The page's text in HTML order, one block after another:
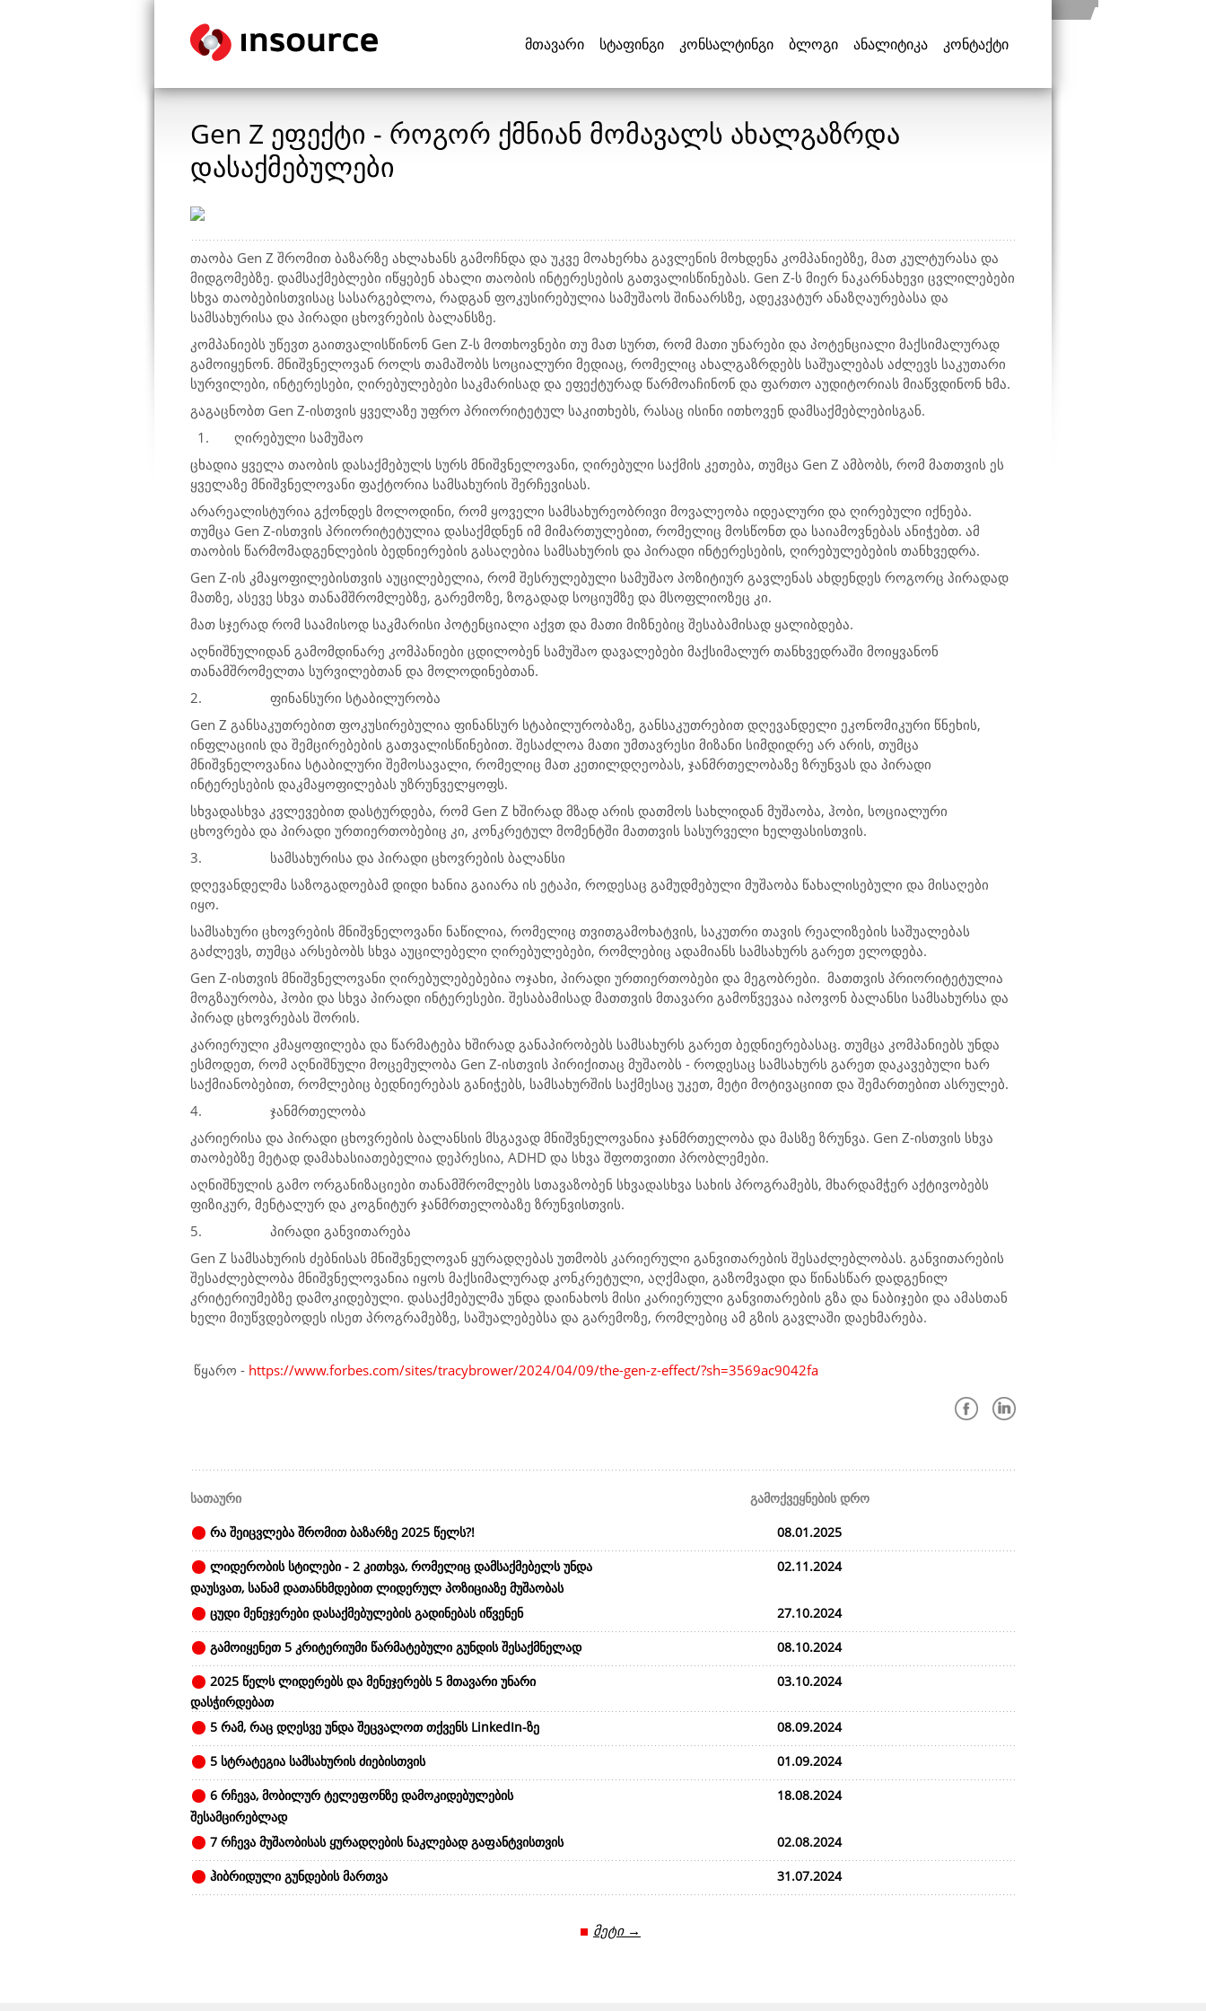
მთავარი სტაფინგი კონსალტინგი ბლოგი ანალიტიკა კონტაქტი
Gen Z ეფექტი - როგორ ქმნიან მომავალს ახალგაზრდა
დასაქმებულები
თაობა Gen Z შრომით ბაზარზე ახლახანს გამოჩნდა და უკვე მოახერხა გავლენის მოხდენა კომპანიებზე, მათ კულტურასა და
მიდგომებზე. დამსაქმებლები იწყებენ ახალი თაობის ინტერესების გათვალისწინებას. Gen Z-ს მიერ ნაკარნახევი ცვლილებები
სხვა თაობებისთვისაც სასარგებლოა, რადგან ფოკუსირებულია სამუშაოს შინაარსზე, ადეკვატურ ანაზღაურებასა და
სამსახურისა და პირადი ცხოვრების ბალანსზე.
კომპანიებს უწევთ გაითვალისწინონ Gen Z-ს მოთხოვნები თუ მათ სურთ, რომ მათი უნარები და პოტენციალი მაქსიმალურად
გამოიყენონ. მნიშვნელოვან როლს თამაშობს სოციალური მედიაც, რომელიც ახალგაზრდებს საშუალებას აძლევს საკუთარი
სურვილები, ინტერესები, ღირებულებები საკმარისად და ეფექტურად წარმოაჩინონ და ფართო აუდიტორიას მიაწვდინონ ხმა.
გაგაცნობთ Gen Z-ისთვის ყველაზე უფრო პრიორიტეტულ საკითხებს, რასაც ისინი ითხოვენ დამსაქმებლებისგან.
1. ღირებული სამუშაო
ცხადია ყველა თაობის დასაქმებულს სურს მნიშვნელოვანი, ღირებული საქმის კეთება, თუმცა Gen Z ამბობს, რომ მათთვის ეს
ყველაზე მნიშვნელოვანი ფაქტორია სამსახურის შერჩევისას.
არარეალისტურია გქონდეს მოლოდინი, რომ ყოველი სამსახურეობრივი მოვალეობა იდეალური და ღირებული იქნება.
თუმცა Gen Z-ისთვის პრიორიტეტულია დასაქმდნენ იმ მიმართულებით, რომელიც მოსწონთ და საიამოვნებას ანიჭებთ. ამ
თაობის წარმომადგენლების ბედნიერების გასაღებია სამსახურის და პირადი ინტერესების, ღირებულებების თანხვედრა.
Gen Z-ის კმაყოფილებისთვის აუცილებელია, რომ შესრულებული სამუშაო პოზიტიურ გავლენას ახდენდეს როგორც პირადად
მათზე, ასევე სხვა თანამშრომლებზე, გარემოზე, ზოგადად სოციუმზე და მსოფლიოზეც კი.
მათ სჯერად რომ საამისოდ საკმარისი პოტენციალი აქვთ და მათი მიზნებიც შესაბამისად ყალიბდება.
აღნიშნულიდან გამომდინარე კომპანიები ცდილობენ სამუშაო დავალებები მაქსიმალურ თანხვედრაში მოიყვანონ
თანამშრომელთა სურვილებთან და მოლოდინებთან.
2. ფინანსური სტაბილურობა
Gen Z განსაკუთრებით ფოკუსირებულია ფინანსურ სტაბილურობაზე, განსაკუთრებით დღევანდელი ეკონომიკური წნეხის,
ინფლაციის და შემცირებების გათვალისწინებით. შესაძლოა მათი უმთავრესი მიზანი სიმდიდრე არ არის, თუმცა
მნიშვნელოვანია სტაბილური შემოსავალი, რომელიც მათ კეთილდღეობას, ჯანმრთელობაზე ზრუნვას და პირადი
ინტერესების დაკმაყოფილებას უზრუნველყოფს.
სხვადასხვა კვლევებით დასტურდება, რომ Gen Z ხშირად მზად არის დათმოს სახლიდან მუშაობა, ჰობი, სოციალური
ცხოვრება და პირადი ურთიერთობებიც კი, კონკრეტულ მომენტში მათთვის სასურველი ხელფასისთვის.
3. სამსახურისა და პირადი ცხოვრების ბალანსი
დღევანდელმა საზოგადოებამ დიდი ხანია გაიარა ის ეტაპი, როდესაც გამუდმებული მუშაობა წახალისებული და მისაღები
იყო.
სამსახური ცხოვრების მნიშვნელოვანი ნაწილია, რომელიც თვითგამოხატვის, საკუთრი თავის რეალიზების საშუალებას
გაძლევს, თუმცა არსებობს სხვა აუცილებელი ღირებულებები, რომლებიც ადამიანს სამსახურს გარეთ ელოდება.
Gen Z-ისთვის მნიშვნელოვანი ღირებულებებებია ოჯახი, პირადი ურთიერთობები და მეგობრები. მათთვის პრიორიტეტულია
მოგზაურობა, ჰობი და სხვა პირადი ინტერესები. შესაბამისად მათთვის მთავარი გამოწვევაა იპოვონ ბალანსი სამსახურსა და
პირად ცხოვრებას შორის.
კარიერული კმაყოფილება და წარმატება ხშირად განაპირობებს სამსახურს გარეთ ბედნიერებასაც. თუმცა კომპანიებს უნდა
ესმოდეთ, რომ აღნიშნული მოცემულობა Gen Z-ისთვის პირიქითაც მუშაობს - როდესაც სამსახურს გარეთ დაკავებული ხარ
საქმიანობებით, რომლებიც ბედნიერებას განიჭებს, სამსახურშის საქმესაც უკეთ, მეტი მოტივაციით და შემართებით ასრულებ.
4. ჯანმრთელობა
კარიერისა და პირადი ცხოვრების ბალანსის მსგავად მნიშვნელოვანია ჯანმრთელობა და მასზე ზრუნვა. Gen Z-ისთვის სხვა
თაობებზე მეტად დამახასიათებელია დეპრესია, ADHD და სხვა შფოთვითი პრობლემები.
აღნიშნულის გამო ორგანიზაციები თანამშრომლებს სთავაზობენ სხვადასხვა სახის პროგრამებს, მხარდამჭერ აქტივობებს
ფიზიკურ, მენტალურ და კოგნიტურ ჯანმრთელობაზე ზრუნვისთვის.
5. პირადი განვითარება
Gen Z სამსახურის ძებნისას მნიშვნელოვან ყურადღებას უთმობს კარიერული განვითარების შესაძლებლობას. განვითარების
შესაძლებლობა მნიშვნელოვანია იყოს მაქსიმალურად კონკრეტული, აღქმადი, გაზომვადი და წინასწარ დადგენილ
კრიტერიუმებზე დამოკიდებული. დასაქმებულმა უნდა დაინახოს მისი კარიერული განვითარების გზა და ნაბიჯები და ამასთან
ხელი მიუწვდებოდეს ისეთ პროგრამებზე, საშუალებებსა და გარემოზე, რომლებიც ამ გზის გავლაში დაეხმარება.
წყარო - https://www.forbes.com/sites/tracybrower/2024/04/09/the-gen-z-effect/?sh=3569ac9042fa
სათაური
გამოქვეყნების დრო
რა შეიცვლება შრომით ბაზარზე 2025 წელს?!
08.01.2025
ლიდერობის სტილები - 2 კითხვა, რომელიც დამსაქმებელს უნდა
დაუსვათ, სანამ დათანხმდებით ლიდერულ პოზიციაზე მუშაობას
02.11.2024
ცუდი მენეჯერები დასაქმებულების გადინებას იწვენენ
27.10.2024
გამოიყენეთ 5 კრიტერიუმი წარმატებული გუნდის შესაქმნელად
08.10.2024
2025 წელს ლიდერებს და მენეჯერებს 5 მთავარი უნარი
დასჭირდებათ
03.10.2024
5 რამ, რაც დღესვე უნდა შეცვალოთ თქვენს LinkedIn-ზე
08.09.2024
5 სტრატეგია სამსახურის ძიებისთვის
01.09.2024
6 რჩევა, მობილურ ტელეფონზე დამოკიდებულების
შესამცირებლად
18.08.2024
7 რჩევა მუშაობისას ყურადღების ნაკლებად გაფანტვისთვის
02.08.2024
ჰიბრიდული გუნდების მართვა
31.07.2024
მეტი →